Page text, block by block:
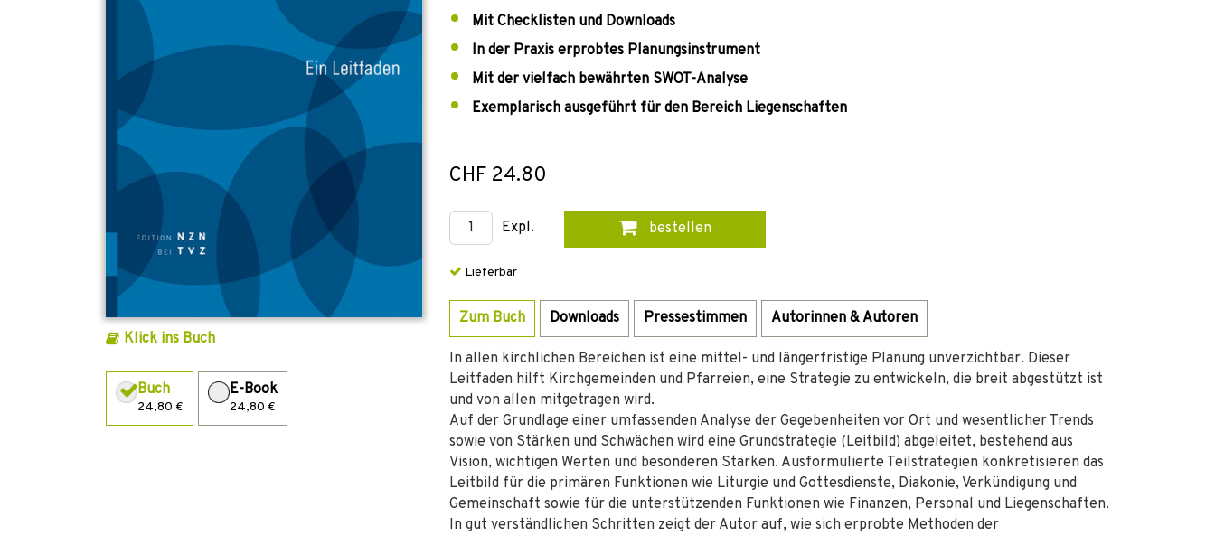
Klick ins Buch
Buch
24,80 €
E-Book
24,80 €
Mit Checklisten und Downloads
In der Praxis erprobtes Planungsinstrument
Mit der vielfach bewährten SWOT-Analyse
Exemplarisch ausgeführt für den Bereich Liegenschaften
CHF 24.80
Expl. bestellen
Lieferbar
Zum Buch Downloads Pressestimmen Autorinnen & Autoren
In allen kirchlichen Bereichen ist eine mittel- und längerfristige Planung unverzichtbar. Dieser
Leitfaden hilft Kirchgemeinden und Pfarreien, eine Strategie zu entwickeln, die breit abgestützt ist
und von allen mitgetragen wird.
Auf der Grundlage einer umfassenden Analyse der Gegebenheiten vor Ort und wesentlicher Trends
sowie von Stärken und Schwächen wird eine Grundstrategie (Leitbild) abgeleitet, bestehend aus
Vision, wichtigen Werten und besonderen Stärken. Ausformulierte Teilstrategien konkretisieren das
Leitbild für die primären Funktionen wie Liturgie und Gottesdienste, Diakonie, Verkündigung und
Gemeinschaft sowie für die unterstützenden Funktionen wie Finanzen, Personal und Liegenschaften.
In gut verständlichen Schritten zeigt der Autor auf, wie sich erprobte Methoden der